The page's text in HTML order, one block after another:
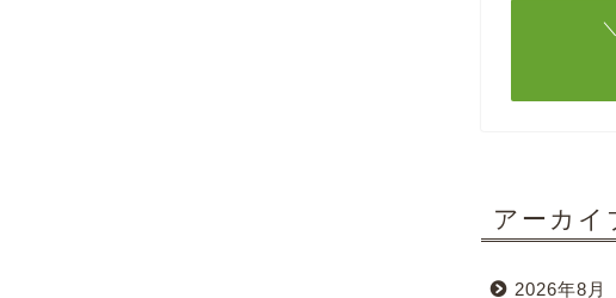
アーカイ
2026年8月